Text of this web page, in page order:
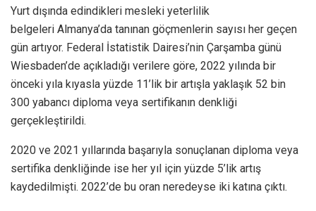
Yurt dışında edindikleri mesleki yeterlilik
belgeleri Almanya’da tanınan göçmenlerin sayısı her geçen
gün artıyor. Federal İstatistik Dairesi’nin Çarşamba günü
Wiesbaden’de açıkladığı verilere göre, 2022 yılında bir
önceki yıla kıyasla yüzde 11’lik bir artışla yaklaşık 52 bin
300 yabancı diploma veya sertifikanın denkliği
gerçekleştirildi.
2020 ve 2021 yıllarında başarıyla sonuçlanan diploma veya
sertifika denkliğinde ise her yıl için yüzde 5’lik artış
kaydedilmişti. 2022’de bu oran neredeyse iki katına çıktı.